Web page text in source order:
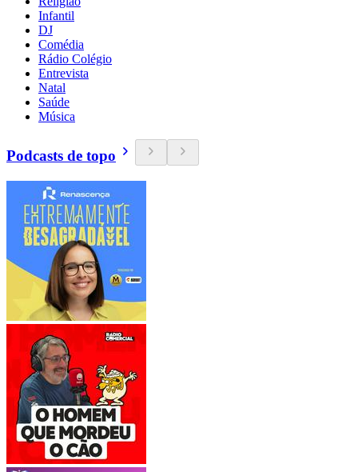
Infantil
DJ
Comédia
Rádio Colégio
Entrevista
Natal
Saúde
Música
Podcasts de topo